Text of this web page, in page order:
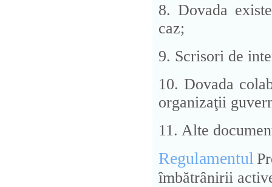
8. Dovada
caz;
9. Scrisori de
10. Dovada
organizaţii
11. Alte
Regulamentul
îmbătrânirii